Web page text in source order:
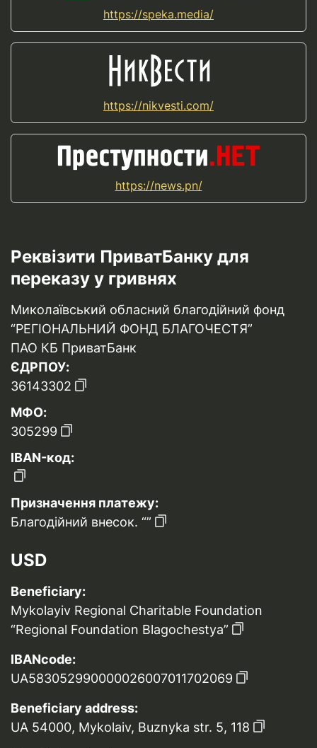
https://speka.media/
https://nikvesti.com/
https://news.pn/
Реквізити ПриватБанку для
переказу у гривнях
Миколаївський обласний благодійний фонд
“РЕГІОНАЛЬНИЙ ФОНД БЛАГОЧЕСТЯ”
ПАО КБ ПриватБанк
ЄДРПОУ:
36143302
МФО:
305299
IBAN-код:
Призначення платежу:
Благодійний внесок. “”
USD
Beneficiary:
Mykolayiv Regional Charitable Foundation
“Regional Foundation Blagochestya”
IBANcode:
UA583052990000026007011702069
Beneficiary address:
UA 54000, Mykolaiv, Buznyka str. 5, 118